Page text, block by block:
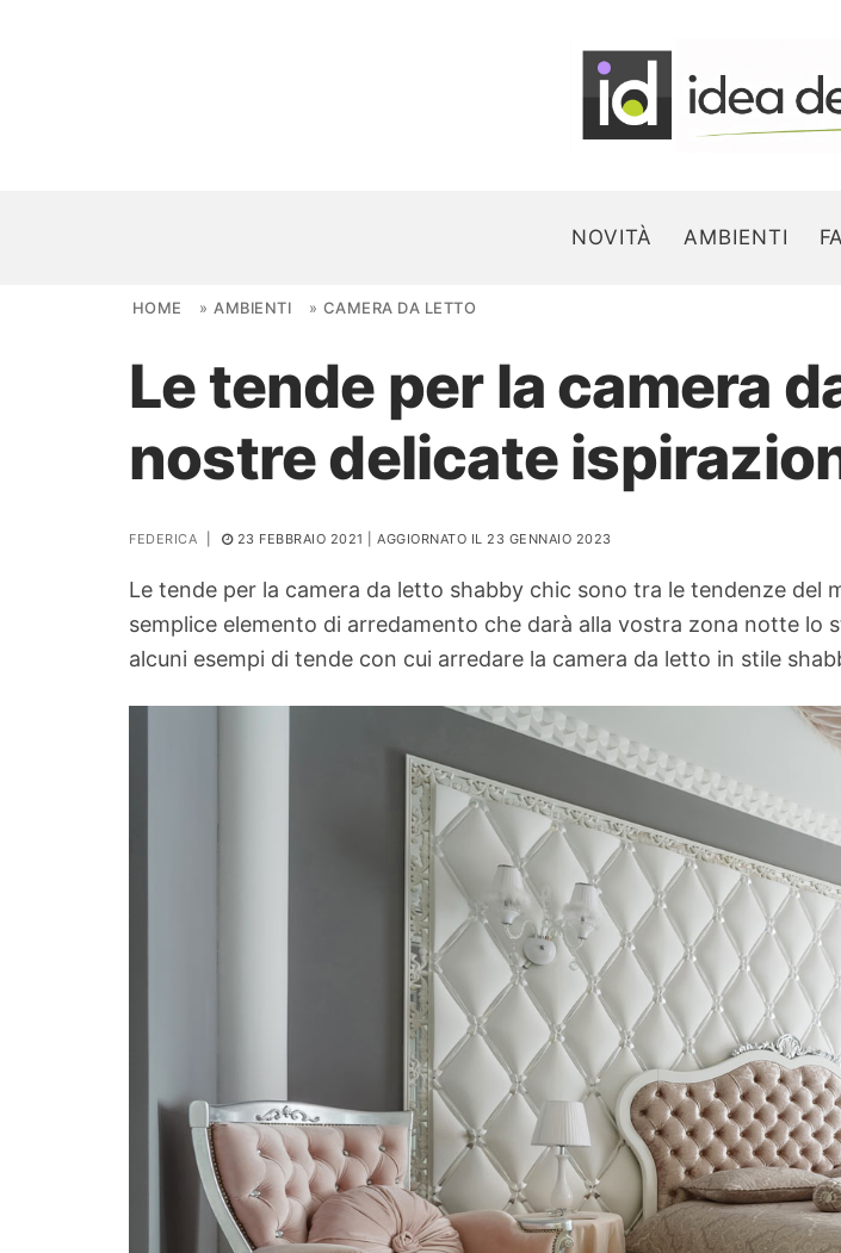
NOVITÀ AMBIENTI
NOVITÀ
AMBIENTI
Ortaggio
Search for:
HOME » AMBIENTI » CAMERA DA LETTO
Le tende per la camera
nostre delicate
FEDERICA 23 FEBBRAIO 2021 | AGGIORNATO IL 23 GENNAIO 2023
Le tende per la camera da letto shabby chic sono tra le tendenze del
semplice elemento di arredamento che darà alla vostra zona notte
alcuni esempi di tende con cui arredare la camera da letto in stile